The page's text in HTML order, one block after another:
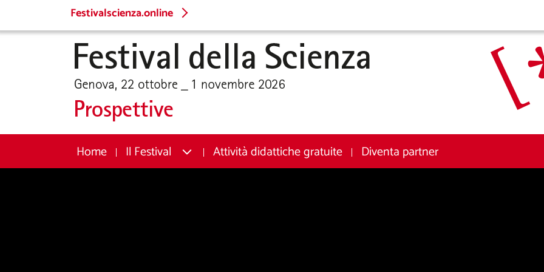
Festivalscienza.online
Home Il Festival Attività didattiche gratuite Diventa partner